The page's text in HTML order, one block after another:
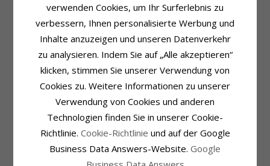
Produktinformation
Viereckigem
Anhänger: Diamantanhänger
14
Metall:Weißgold
Oberfläche:
Polierter
Schmuckstein
Stückzahl:
Schliff: Brillantschliff
Schmuckstein: Diamant
Diamantfarbe:Wesselton
Diamantreinheit:
SI
8,0 mm
4,7 mm
Lieferzeit
Passt Zu Goldketten Mit Den
Schlange Max.:1,5 mm
verwenden Cookies, um Ihr Surferlebnis zu
verbessern, Ihnen personalisierte Werbung und
Inhalte anzuzeigen und unseren Datenverkehr
zu analysieren. Indem Sie auf „Alle akzeptieren“
klicken, stimmen Sie unserer Verwendung von
Cookies zu. Weitere Informationen zu unserer
Verwendung von Cookies und anderen
Technologien finden Sie in unserer Cookie-
Richtlinie. Cookie-Richtlinie und auf der Google
Business Data Answers-Website. Google